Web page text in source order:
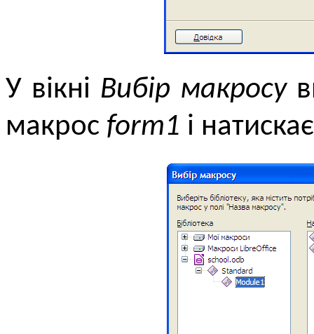
У вікні Вибір макросу
макрос form1 і